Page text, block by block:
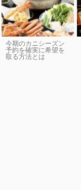
今期のカニシーズン
予約を確実に希望を
取る方法とは